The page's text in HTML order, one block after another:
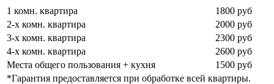
1 комн. квартира
1800 руб
2-х комн. квартира
2000 руб
3-х комн. квартира
2300 руб
4-х комн. квартира
2600 руб
Места общего пользования + кухня
1500 руб
*Гарантия предоставляется при обработке всей квартиры.